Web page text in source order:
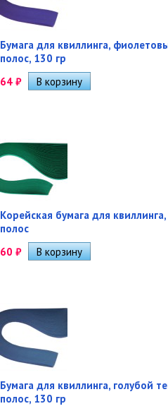
Бумага для квиллинга,
полос, 130 гр
64 ₽
Корейская бумага для
полос
60 ₽
Бумага для квиллинга, голубой
полос, 130 гр